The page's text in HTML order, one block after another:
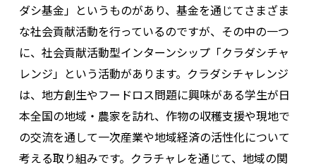
ダシ基金」というものがあり、基金を通じてさまざま
な社会貢献活動を行っているのですが、その中の一つ
に、社会貢献活動型インターンシップ「クラダシチャ
レンジ」という活動があります。クラダシチャレンジ
は、地方創生やフードロス問題に興味がある学生が日
本全国の地域・農家を訪れ、作物の収穫支援や現地で
の交流を通して一次産業や地域経済の活性化について
考える取り組みです。クラチャレを通じて、地域の関